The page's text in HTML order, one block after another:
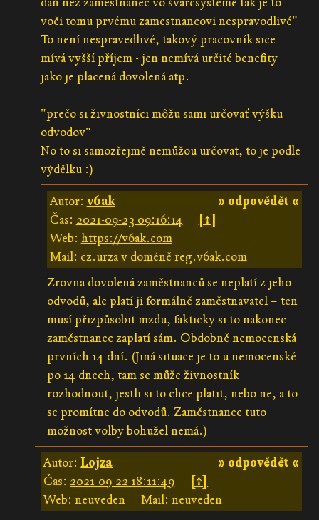
voči tomu prvému zamestnancovi nespravodlivé"
To není nespravedlivé, takový pracovník sice
mívá vyšší příjem - jen nemívá určité benefity
jako je placená dovolená atp.
"prečo si živnostníci môžu sami určovať výšku
odvodov"
No to si samozřejmě nemůžou určovat, to je podle
výdělku :)
» odpovědět «
Autor: v6ak
Čas: 2021-09-23 09:16:14
[↑]
Web: https://v6ak.com
Mail: cz.urza v doméně reg.v6ak.com
Zrovna dovolená zaměstnanců se neplatí z jeho
odvodů, ale platí ji formálně zaměstnavatel – ten
musí přizpůsobit mzdu, fakticky si to nakonec
zaměstnanec zaplatí sám. Obdobně nemocenská
prvních 14 dní. (Jiná situace je to u nemocenské
po 14 dnech, tam se může živnostník
rozhodnout, jestli si to chce platit, nebo ne, a to
se promítne do odvodů. Zaměstnanec tuto
možnost volby bohužel nemá.)
» odpovědět «
Autor:Lojza
Čas: 2021-09-22 18:11:49
[↑]
Web: neuveden
Mail: neuveden